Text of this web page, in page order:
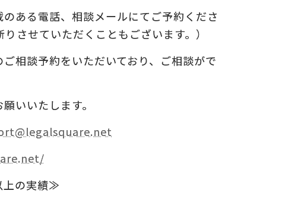
る電話、相談メールにてご予約くださ
させていただくこともございます。）
相談予約をいただいており、ご相談がで
いいたします。
上の実績≫